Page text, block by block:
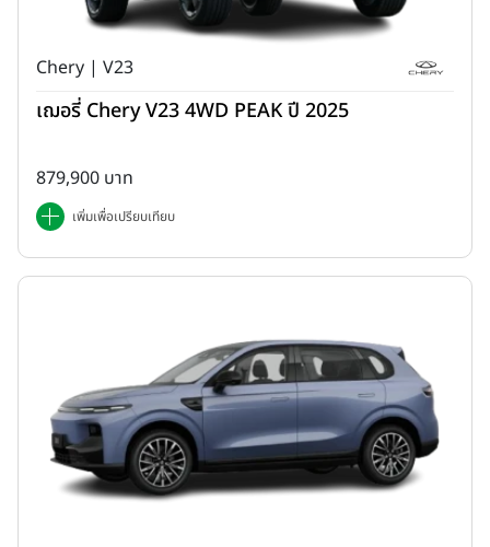
Chery | V23
เฌอรี่ Chery V23 4WD PEAK ปี 2025
879,900 บาท
เพิ่มเพื่อเปรียบเทียบ